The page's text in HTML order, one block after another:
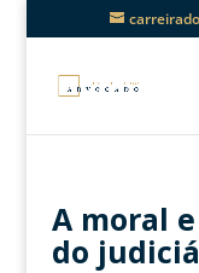
A moral
do